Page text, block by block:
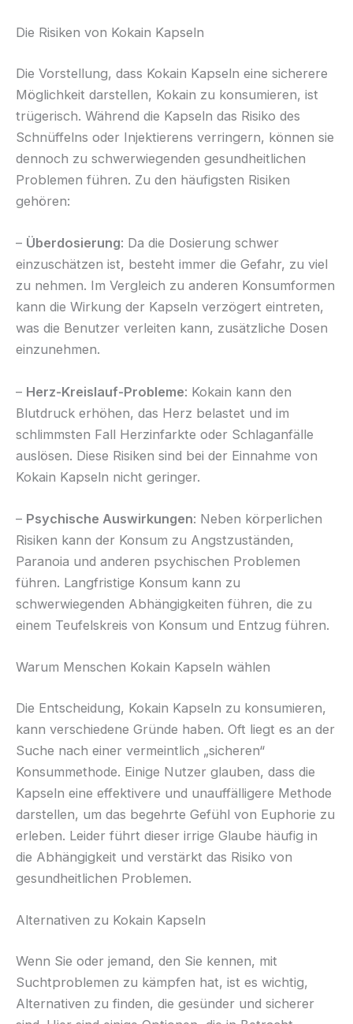
Die Risiken von Kokain Kapseln
Die Vorstellung, dass Kokain Kapseln eine sicherere
Möglichkeit darstellen, Kokain zu konsumieren, ist
trügerisch. Während die Kapseln das Risiko des
Schnüffelns oder Injektierens verringern, können sie
dennoch zu schwerwiegenden gesundheitlichen
Problemen führen. Zu den häufigsten Risiken
gehören:
– Überdosierung: Da die Dosierung schwer
einzuschätzen ist, besteht immer die Gefahr, zu viel
zu nehmen. Im Vergleich zu anderen Konsumformen
kann die Wirkung der Kapseln verzögert eintreten,
was die Benutzer verleiten kann, zusätzliche Dosen
einzunehmen.
– Herz-Kreislauf-Probleme: Kokain kann den
Blutdruck erhöhen, das Herz belastet und im
schlimmsten Fall Herzinfarkte oder Schlaganfälle
auslösen. Diese Risiken sind bei der Einnahme von
Kokain Kapseln nicht geringer.
– Psychische Auswirkungen: Neben körperlichen
Risiken kann der Konsum zu Angstzuständen,
Paranoia und anderen psychischen Problemen
führen. Langfristige Konsum kann zu
schwerwiegenden Abhängigkeiten führen, die zu
einem Teufelskreis von Konsum und Entzug führen.
Warum Menschen Kokain Kapseln wählen
Die Entscheidung, Kokain Kapseln zu konsumieren,
kann verschiedene Gründe haben. Oft liegt es an der
Suche nach einer vermeintlich „sicheren“
Konsummethode. Einige Nutzer glauben, dass die
Kapseln eine effektivere und unauffälligere Methode
darstellen, um das begehrte Gefühl von Euphorie zu
erleben. Leider führt dieser irrige Glaube häufig in
die Abhängigkeit und verstärkt das Risiko von
gesundheitlichen Problemen.
Alternativen zu Kokain Kapseln
Wenn Sie oder jemand, den Sie kennen, mit
Suchtproblemen zu kämpfen hat, ist es wichtig,
Alternativen zu finden, die gesünder und sicherer